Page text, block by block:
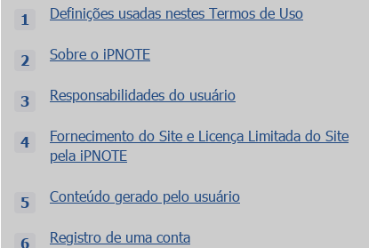
Definições usadas nestes Termos de Uso
Sobre o iPNOTE
Responsabilidades do usuário
Fornecimento do Site e Licença Limitada do Site
pela iPNOTE
Conteúdo gerado pelo usuário
Registro de uma conta